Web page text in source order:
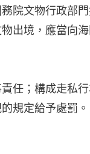
院文物行政部
出境，應當向
任；構成走私
規定給予處罰。